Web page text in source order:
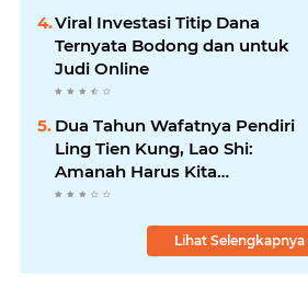
Viral Investasi Titip Dana
Ternyata Bodong dan untuk
Judi Online
Dua Tahun Wafatnya Pendiri
Ling Tien Kung, Lao Shi:
Amanah Harus Kita
Laksanakan!
Lihat Selengkapnya